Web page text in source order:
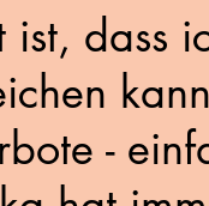
dass
-